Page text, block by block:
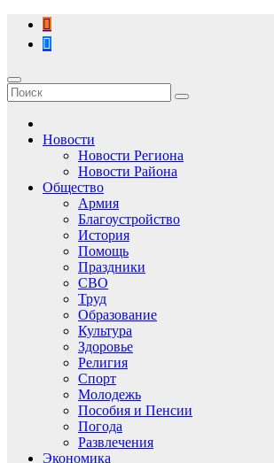
Перейти
содержимому
Новости
Новости Региона
Новости Района
Общество
Армия
Благоустройство
История
Помощь
Праздники
СВО
Труд
Образование
Культура
Здоровье
Религия
Спорт
Молодежь
Пособия и Пенсии
Погода
Развлечения
Экономика